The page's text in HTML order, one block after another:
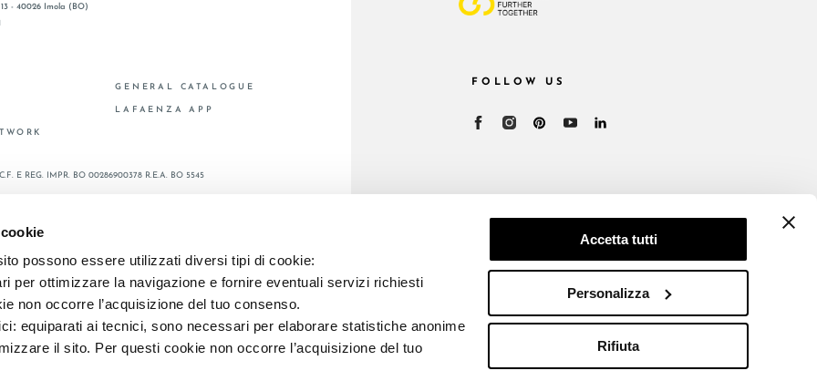
possono essere utilizzati diversi tipi di cookie:
per ottimizzare la navigazione e fornire eventuali servizi richiesti
non occorre l’acquisizione del tuo consenso.
equiparati ai tecnici, sono necessari per elaborare statistiche anonime
il sito. Per questi cookie non occorre l’acquisizione del tuo
Accetta tutti
Personalizza
Rifiuta
- 40026 Imola (BO)
GENERAL CATALOGUE
LAFAENZA APP
FOLLOW US
E REG. IMPR. BO 00286900378 R.E.A. BO 5545